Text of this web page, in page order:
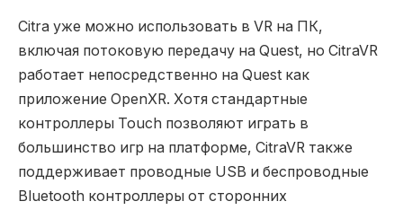
Citra уже можно использовать в VR на ПК,
включая потоковую передачу на Quest, но CitraVR
работает непосредственно на Quest как
приложение OpenXR. Хотя стандартные
контроллеры Touch позволяют играть в
большинство игр на платформе, CitraVR также
поддерживает проводные USB и беспроводные
Bluetooth контроллеры от сторонних